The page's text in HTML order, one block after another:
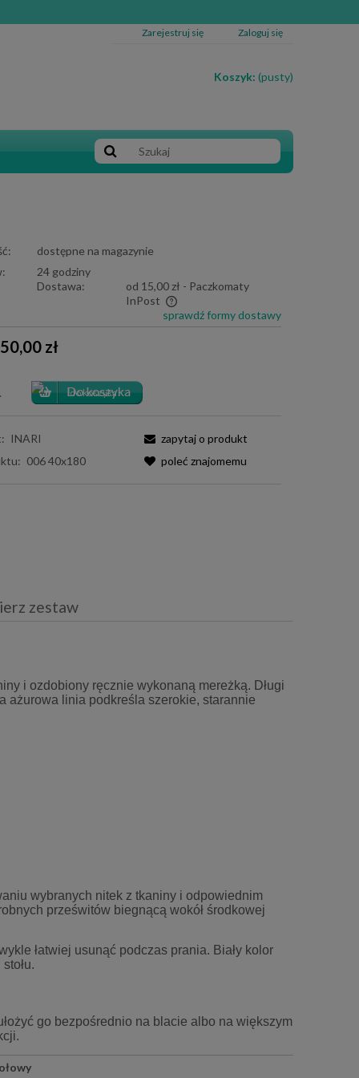
Zarejestruj się Zaloguj się
Koszyk: (pusty)
dostępne na magazynie
24 godziny
Dostawa:
od 15,00 zł - Paczkomaty
InPost
sprawdź formy dostawy
50,00 zł
INARI
006 40x180
zapytaj o produkt
poleć znajomemu
zestaw
i ozdobiony ręcznie wykonaną mereżką. Długi
ażurowa linia podkreśla szerokie, starannie
wybranych nitek z tkaniny i odpowiednim
prześwitów biegnącą wokół środkowej
łatwiej usunąć podczas prania. Biały kolor
go bezpośrednio na blacie albo na większym